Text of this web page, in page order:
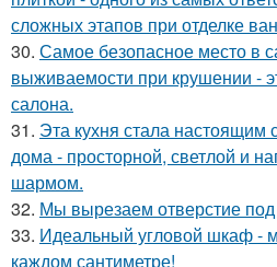
сложных этапов при отделке
30. Самое безопасное место в
выживаемости при крушении -
салона.
31. Эта кухня стала настоящим
дома - просторной, светлой и
шармом.
32. Мы вырезаем отверстие под
33. Идеальный угловой шкаф -
каждом сантиметре!